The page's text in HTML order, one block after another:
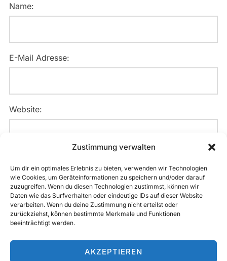
Zustimmung verwalten
Um dir ein optimales Erlebnis zu bieten, verwenden wir Technologien
wie Cookies, um Geräteinformationen zu speichern und/oder darauf
zuzugreifen. Wenn du diesen Technologien zustimmst, können wir
Daten wie das Surfverhalten oder eindeutige IDs auf dieser Website
verarbeiten. Wenn du deine Zustimmung nicht erteilst oder
zurückziehst, können bestimmte Merkmale und Funktionen
beeinträchtigt werden.
AKZEPTIEREN
Name:
E-Mail Adresse:
Website:
speichern, bis ich wieder kommentiere.